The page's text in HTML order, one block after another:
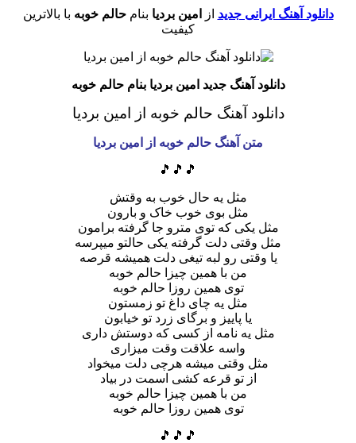
دانلود آهنگ ایرانی جدید از امین بردیا بنامحالم خوبه با بالاترین
کیفیت
دانلود آهنگ جدید امین بردیا بنام حالم خوبه
دانلود آهنگ حالم خوبه از امین بردیا
متن آهنگ حالم خوبه از امین بردیا
🎵🎵🎵
مثل یه حال خوب به وقتش
مثل بوی خوب خاک و بارون
مثل یکی که توی مترو جا گرفته برامون
مثل وقتی دلت گرفته یکی حالتو میپرسه
یا وقتی رو لبه تیغی دلت همیشه قرصه
من با همین چیزا حالم خوبه
توی همین روزا حالم خوبه
مثل یه چای داغ تو زمستون
یا پاییز و برگای زرد تو خیابون
مثل یه نامه از کسی که دوستش داری
واسه علاقت وقت میزاری
مثل وقتی میشه هرچی دلت میخواد
از تو قرعه کشی اسمت در بیاد
من با همین چیزا حالم خوبه
توی همین روزا حالم خوبه
🎵🎵🎵